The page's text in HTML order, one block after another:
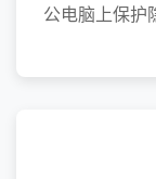
公电脑上保护